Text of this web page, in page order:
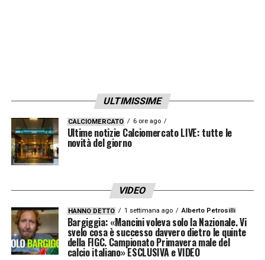
ULTIMISSIME
CALCIOMERCATO 6 ore ago
Ultime notizie Calciomercato LIVE: tutte le
novità del giorno
VIDEO
HANNO DETTO 1 settimana ago Alberto Petrosilli
Bargiggia: «Mancini voleva solo la Nazionale. Vi
svelo cosa è successo davvero dietro le quinte
della FIGC. Campionato Primavera male del
calcio italiano» ESCLUSIVA e VIDEO